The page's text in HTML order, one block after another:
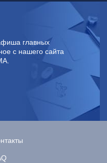
главных
с нашего сайта